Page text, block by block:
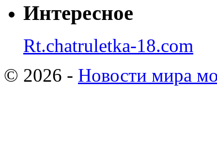
Интересное
Rt.chatruletka-18.com
© 2026 - Новости мира